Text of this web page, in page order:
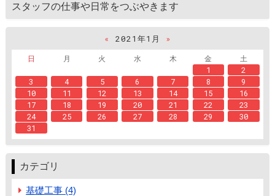
スタッフの仕事や日常をつぶやきます
« 2021年1月
»
日
月 火 水 木 金
土
1
2
3
4 5 6 7 8
9
10
11 12 13 14 15
16
17
18 19 20 21 22
23
24
25 26 27 28 29
30
31
カテゴリ
基礎工事 (4)